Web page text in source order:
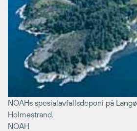
NOAHs spesialavfallsdeponi på
Holmestrand.
NOAH